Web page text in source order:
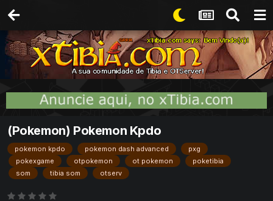
(Pokemon) Pokemon Kpdo
pokemon kpdo pokemon dash advanced
pxg
pokexgame
otpokemon ot pokemon
poketibia
som
tibia som otserv